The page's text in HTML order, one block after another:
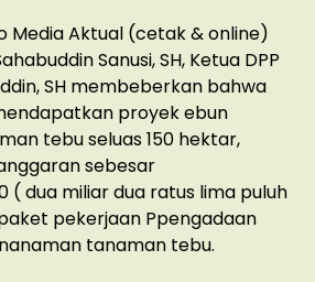
Media Aktual (cetak & online)
Sanusi, SH, Ketua DPP
SH membeberkan bahwa
proyek ebun
tebu seluas 150 hektar,
sebesar
( dua miliar dua ratus lima puluh
pekerjaan Ppengadaan
tanaman tebu.